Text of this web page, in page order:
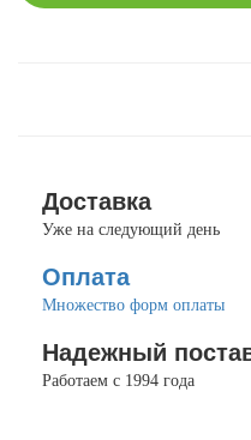
Доставка
Уже на следующий день
Оплата
Множество форм оплаты
Надежный
Работаем с 1994 года